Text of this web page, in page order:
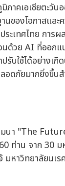
เอเชียตะวันอ
ของโอกาสแล
ะเทศไทย การ
นด้วย AI ที่ออก
บใช้ได้อย่างเกิ
ดภัยมากยิ่งขึ้น
มนา "The
าน จาก 30 ม
หาวิทยาลัยนเ